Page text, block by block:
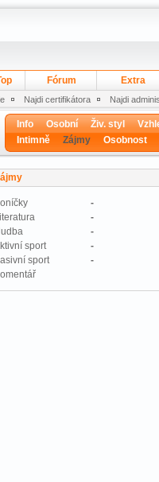
Fórum Extra
Najdi certifikátora Najdi
Info Osobní Živ. styl
Intimně
Zájmy Osobnost
-
-
-
sport
-
sport
-